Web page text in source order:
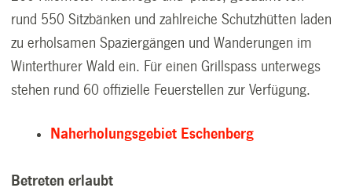
rund 550 Sitzbänken und zahlreiche Schutzhütten laden
zu erholsamen Spaziergängen und Wanderungen im
Winterthurer Wald ein. Für einen Grillspass unterwegs
stehen rund 60 offizielle Feuerstellen zur Verfügung.
Naherholungsgebiet Eschenberg
Betreten erlaubt